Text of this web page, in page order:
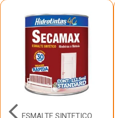
ESMALTE SINTETICO